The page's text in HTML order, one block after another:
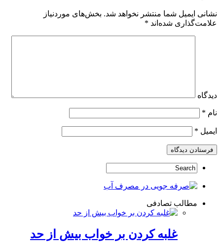
نشانی ایمیل شما منتشر نخواهد شد. بخش‌های موردنیاز
علامت‌گذاری شده‌اند *
دیدگاه
نام *
ایمیل *
مطالب تصادفی
غلبه کردن بر خواب بیش از حد